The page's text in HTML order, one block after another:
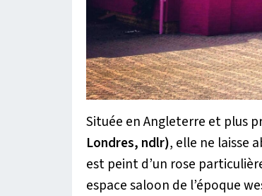
Située en Angleterre et plus
Londres, ndlr), elle ne laisse
est peint d’un rose
espace saloon de l’époque